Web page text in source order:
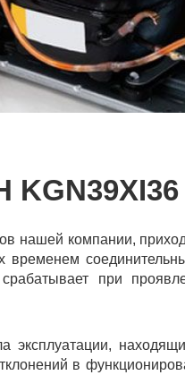
нашей компании,
временем
при
эксплуатации,
в